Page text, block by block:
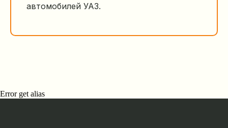
автомобилей УАЗ.
Error get alias